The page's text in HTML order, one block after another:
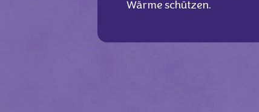
Wärme schützen.